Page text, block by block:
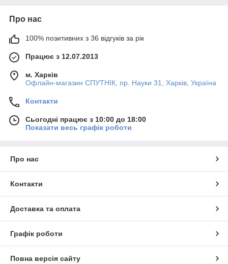
Про нас
100% позитивних з 36 відгуків за рік
Працює з 12.07.2013
м. Харків
Офлайн-магазин СПУТНІК, пр. Науки 31, Харків, Україна
Контакти
Сьогодні працює з 10:00 до 18:00
Показати весь графік роботи
Про нас
Контакти
Доставка та оплата
Графік роботи
Повна версія сайту